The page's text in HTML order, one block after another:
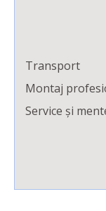
Transport
Montaj
Service și